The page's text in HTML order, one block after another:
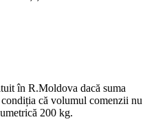
în R.Moldova dacă suma
că volumul comenzii nu
200 kg.